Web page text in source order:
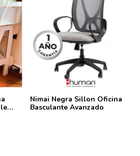
Nimai Negra Sillon Oficina
Basculante Avanzado